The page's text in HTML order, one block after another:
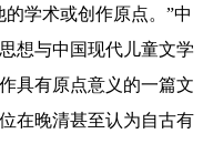
学术或创作原点。”中
想与中国现代儿童文学
具有原点意义的一篇文
在晚清甚至认为自古有